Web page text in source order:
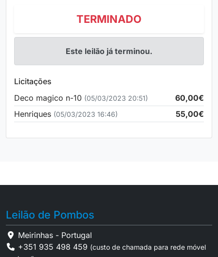
TERMINADO
Este leilão já terminou.
Licitações
Deco magico n-10 (05/03/2023 20:51)
60,00€
Henriques (05/03/2023 16:46) 55,00€
Leilão de Pombos
Meirinhas - Portugal
+351 935 498 459 (custo de chamada para rede móvel